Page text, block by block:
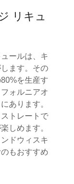
リキュ
ールは、キ
ます。その
を生産す
ォルニアオ
あります。
トレートで
しめます。
ドウィスキ
もおすすめ